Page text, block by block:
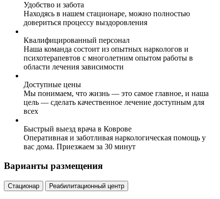
Удобство и забота
Находясь в нашем стационаре, можно полностью
довериться процессу выздоровления
Квалифицированный персонал
Наша команда состоит из опытных наркологов и
психотерапевтов с многолетним опытом работы в
области лечения зависимости
Доступные цены
Мы понимаем, что жизнь — это самое главное, и наша
цель — сделать качественное лечение доступным для
всех
Быстрый выезд врача в Коврове
Оперативная и заботливая наркологическая помощь у
вас дома. Приезжаем за 30 минут
Варианты размещения
Стационар Реабилитационный центр